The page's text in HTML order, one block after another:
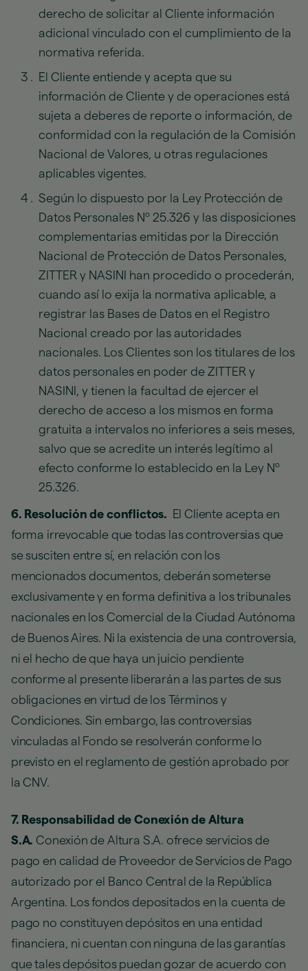
derecho de solicitar al Cliente información
adicional vinculado con el cumplimiento de la
normativa referida.
El Cliente entiende y acepta que su
información de Cliente y de operaciones está
sujeta a deberes de reporte o información, de
conformidad con la regulación de la Comisión
Nacional de Valores, u otras regulaciones
aplicables vigentes.
Según lo dispuesto por la Ley Protección de
Datos Personales Nº 25.326 y las disposiciones
complementarias emitidas por la Dirección
Nacional de Protección de Datos Personales,
ZITTER y NASINI han procedido o procederán,
cuando así lo exija la normativa aplicable, a
registrar las Bases de Datos en el Registro
Nacional creado por las autoridades
nacionales. Los Clientes son los titulares de los
datos personales en poder de ZITTER y
NASINI, y tienen la facultad de ejercer el
derecho de acceso a los mismos en forma
gratuita a intervalos no inferiores a seis meses,
salvo que se acredite un interés legítimo al
efecto conforme lo establecido en la Ley Nº
25.326.
6. Resolución de conflictos.
El Cliente acepta en
forma irrevocable que todas las controversias que
se susciten entre sí, en relación con los
mencionados documentos, deberán someterse
exclusivamente y en forma definitiva a los tribunales
nacionales en los Comercial de la Ciudad Autónoma
de Buenos Aires. Ni la existencia de una controversia,
ni el hecho de que haya un juicio pendiente
conforme al presente liberarán a las partes de sus
obligaciones en virtud de los Términos y
Condiciones. Sin embargo, las controversias
vinculadas al Fondo se resolverán conforme lo
previsto en el reglamento de gestión aprobado por
la CNV.
7. Responsabilidad de Conexión de Altura
S.A. Conexión de Altura S.A. ofrece servicios de
pago en calidad de Proveedor de Servicios de Pago
autorizado por el Banco Central de la República
Argentina. Los fondos depositados en la cuenta de
pago no constituyen depósitos en una entidad
financiera, ni cuentan con ninguna de las garantías
que tales depósitos puedan gozar de acuerdo con